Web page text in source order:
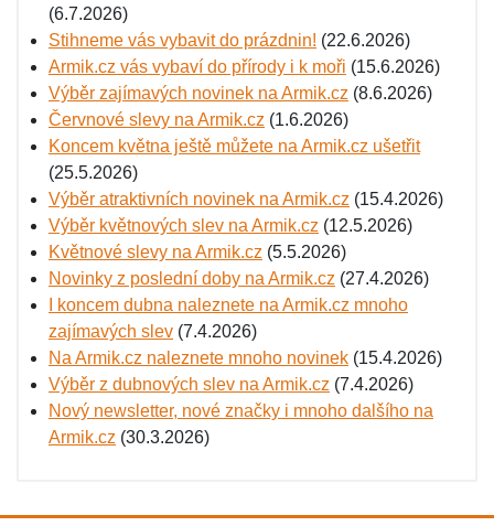
(6.7.2026)
Stihneme vás vybavit do prázdnin! (22.6.2026)
Armik.cz vás vybaví do přírody i k moři (15.6.2026)
Výběr zajímavých novinek na Armik.cz (8.6.2026)
Červnové slevy na Armik.cz (1.6.2026)
Koncem května ještě můžete na Armik.cz ušetřit
(25.5.2026)
Výběr atraktivních novinek na Armik.cz (15.4.2026)
Výběr květnových slev na Armik.cz (12.5.2026)
Květnové slevy na Armik.cz (5.5.2026)
Novinky z poslední doby na Armik.cz (27.4.2026)
I koncem dubna naleznete na Armik.cz mnoho
zajímavých slev (7.4.2026)
Na Armik.cz naleznete mnoho novinek (15.4.2026)
Výběr z dubnových slev na Armik.cz (7.4.2026)
Nový newsletter, nové značky i mnoho dalšího na
Armik.cz (30.3.2026)